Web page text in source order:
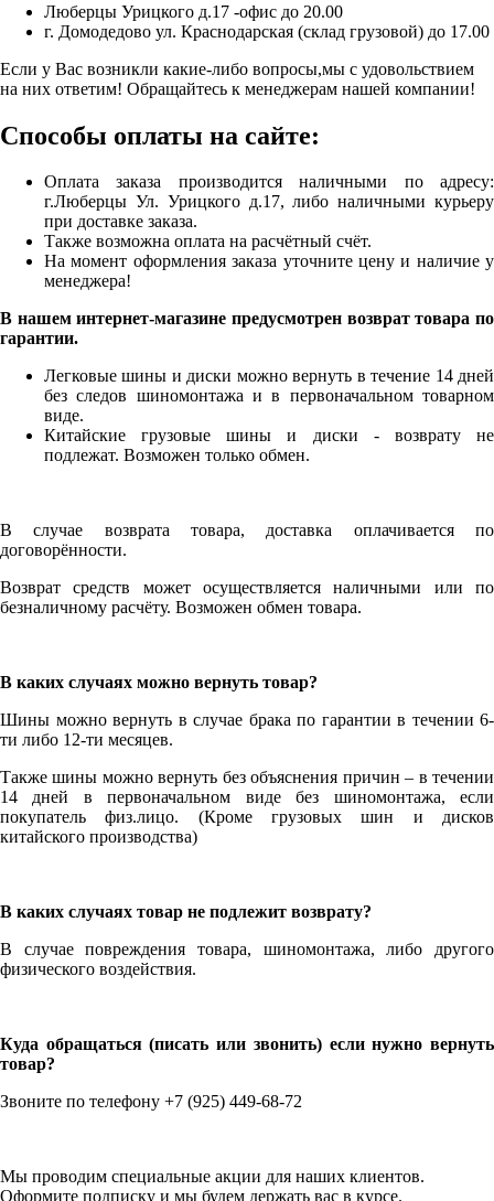
Люберцы Урицкого д.17 -офис до 20.00
г. Домодедово ул. Краснодарская (склад грузовой) до 17.00
Если у Вас возникли какие-либо вопросы,мы с удовольствием
на них ответим! Обращайтесь к менеджерам нашей компании!
Способы оплаты на сайте:
Оплата заказа производится наличными по адресу:
г.Люберцы Ул. Урицкого д.17, либо наличными курьеру
при доставке заказа.
Также возможна оплата на расчётный счёт.
На момент оформления заказа уточните цену и наличие у
менеджера!
В нашем интернет-магазине предусмотрен возврат товара по
гарантии.
Легковые шины и диски можно вернуть в течение 14 дней
без следов шиномонтажа и в первоначальном товарном
виде.
Китайские грузовые шины и диски - возврату не
подлежат. Возможен только обмен.
В случае возврата товара, доставка оплачивается по
договорённости.
Возврат средств может осуществляется наличными или по
безналичному расчёту. Возможен обмен товара.
В каких случаях можно вернуть товар?
Шины можно вернуть в случае брака по гарантии в течении 6-
ти либо 12-ти месяцев.
Также шины можно вернуть без объяснения причин – в течении
14 дней в первоначальном виде без шиномонтажа, если
покупатель физ.лицо. (Кроме грузовых шин и дисков
китайского производства)
В каких случаях товар не подлежит возврату?
В случае повреждения товара, шиномонтажа, либо другого
физического воздействия.
Куда обращаться (писать или звонить) если нужно вернуть
товар?
Звоните по телефону +7 (925) 449-68-72
Мы проводим специальные акции для наших клиентов.
Оформите подписку и мы будем держать вас в курсе.